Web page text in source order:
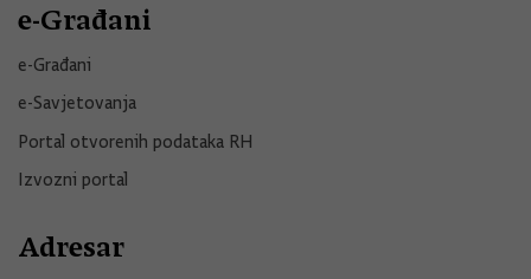
e-Građani
e-Građani
e-Savjetovanja
Portal otvorenih podataka RH
Izvozni portal
Adresar